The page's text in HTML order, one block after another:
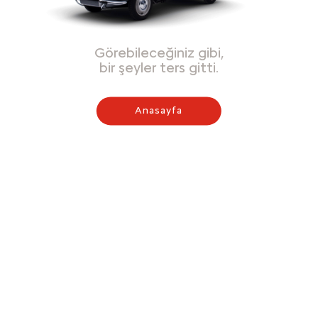
Görebileceğiniz gibi,
bir şeyler ters gitti.
Anasayfa